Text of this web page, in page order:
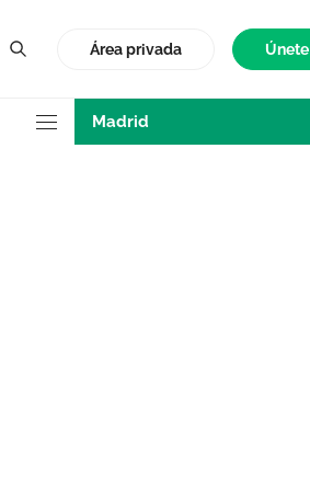
Área privada
Únete
Madrid